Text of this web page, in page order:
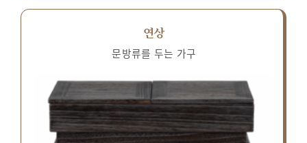
연상
문방류를 두는 가구